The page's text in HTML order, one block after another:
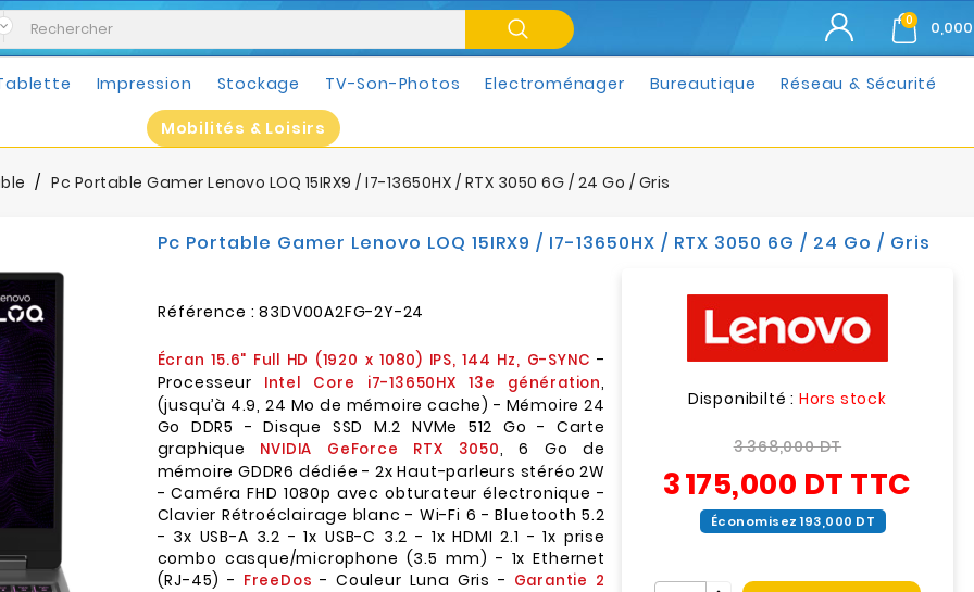
0
Impression Stockage TV-Son-Photos Electroménager Bureautique Réseau & Sécurité
Mobilités & Loisirs
Pc Portable Gamer Lenovo LOQ 15IRX9 / I7-13650HX / RTX 3050 6G / 24 Go / Gris
Pc Portable Gamer Lenovo LOQ 15IRX9 / I7-13650HX / RTX 3050 6G / 24 Go / Gris
Référence : 83DV00A2FG-2Y-24
Écran 15.6" Full HD (1920 x 1080) IPS, 144 Hz, G-SYNC -
Processeur Intel Core i7-13650HX 13e génération,
(jusqu’à 4.9, 24 Mo de mémoire cache) - Mémoire 24
Go DDR5 - Disque SSD M.2 NVMe 512 Go - Carte
graphique NVIDIA GeForce RTX 3050, 6 Go de
mémoire GDDR6 dédiée - 2x Haut-parleurs stéréo 2W
- Caméra FHD 1080p avec obturateur électronique -
Clavier Rétroéclairage blanc - Wi-Fi 6 - Bluetooth 5.2
- 3x USB-A 3.2 - 1x USB-C 3.2 - 1x HDMI 2.1 - 1x prise
combo casque/microphone (3.5 mm) - 1x Ethernet
(RJ-45) - FreeDos - Couleur Luna Gris - Garantie 2
Disponibilté : Hors stock
3 368,000 DT
3 175,000 DT TTC
Économisez 193,000 DT